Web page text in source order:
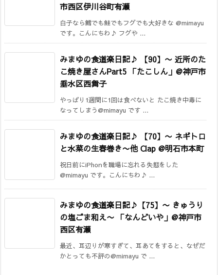
市西区伊川谷町有瀬
白子なら鱈でも鮭でもフグでも大好きな @mimayu
です。こんにちわ♪ フグや ...
みまゆの食道楽日記♪ 【90】〜 近所のた
こ焼き屋さんPart5 「たこしん」@神戸市
垂水区西舞子
やっぱり1週間に1回は食べないと たこ焼き中毒に
なってしまう@mimayu です ...
みまゆの食道楽日記♪ 【70】〜 ネギトロ
と水菜の生春巻き〜他 Clap @明石市本町
祝日前にiPhonを職場に忘れる失態をした
@mimayu です。こんにちわ♪ ...
みまゆの食道楽日記♪【75】〜 きゅうり
の塩ごま和え〜 「なんどいや」@神戸市
西区有瀬
最近、耳辺りが寒すぎて、耳あてをすると、なぜだ
かとっても不評の@mimayu で ...